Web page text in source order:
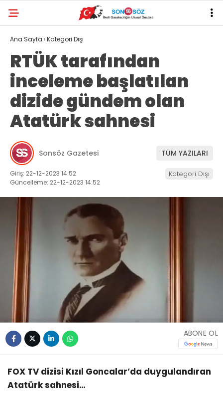
Ana Sayfa ›Kategori Dışı
RTÜK tarafından
inceleme başlatılan
dizide gündem olan
Atatürk sahnesi
Sonsöz Gazetesi TÜM YAZILARI
Giriş: 22-12-2023 14:52
Güncelleme: 22-12-2023 14:52
Kategori Dışı
ABONE OL
FOX TV dizisi Kızıl Goncalar’da duygulandıran
Atatürk sahnesi…